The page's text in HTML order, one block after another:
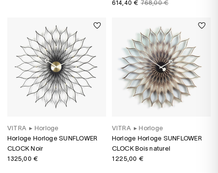
614,40 € 768,00 €
VITRA ▸ Horloge
Horloge Horloge SUNFLOWER
CLOCK Noir
1 325,00 €
VITRA ▸ Horloge
Horloge Horloge SUNFLOWER
CLOCK Bois naturel
1 225,00 €